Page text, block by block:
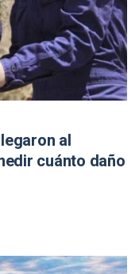
al
cuánto daño